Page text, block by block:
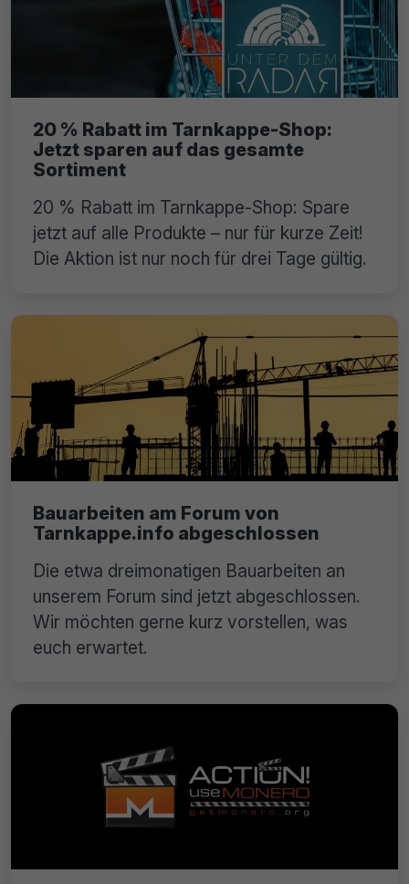
20 % Rabatt im Tarnkappe-Shop:
Jetzt sparen auf das gesamte
Sortiment
20 % Rabatt im Tarnkappe-Shop: Spare
jetzt auf alle Produkte – nur für kurze Zeit!
Die Aktion ist nur noch für drei Tage gültig.
Bauarbeiten am Forum von
Tarnkappe.info abgeschlossen
Die etwa dreimonatigen Bauarbeiten an
unserem Forum sind jetzt abgeschlossen.
Wir möchten gerne kurz vorstellen, was
euch erwartet.